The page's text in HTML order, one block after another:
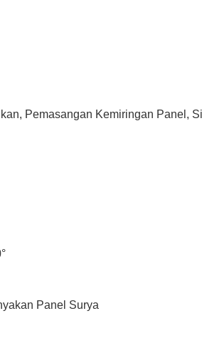
Pemasangan Kemiringan Panel,
Panel Surya